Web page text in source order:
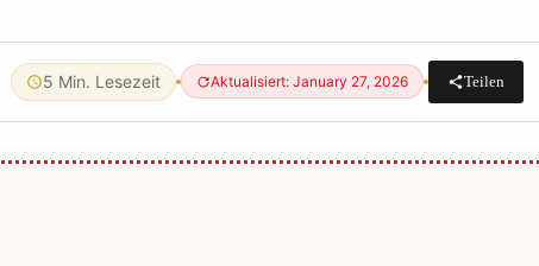
5 Min. Lesezeit Aktualisiert: January 27, 2026 Teilen